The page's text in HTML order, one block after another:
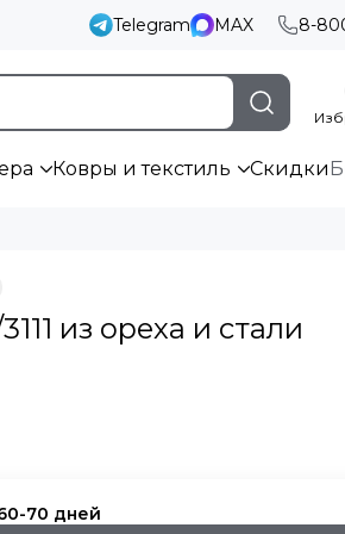
Telegram MAX 8-
Ковры и текстиль Скидки
из ореха и стали
70 дней